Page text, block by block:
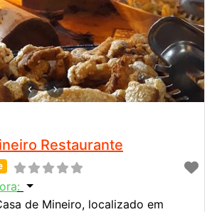
Restaurante
:
de Mineiro, localizado em